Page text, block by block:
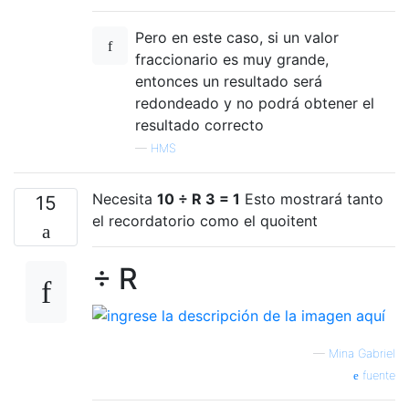
Pero en este caso, si un valor
fraccionario es muy grande,
entonces un resultado será
redondeado y no podrá obtener el
resultado correcto
— HMS
15 Necesita 10 ÷ R 3 = 1 Esto mostrará tanto
el recordatorio como el quoitent
÷ R
— Mina Gabriel
fuente